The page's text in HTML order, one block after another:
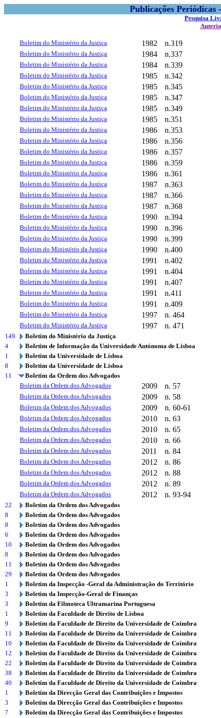
Publicações
Pesquisa
Boletim do Ministério da Justiça 1982 n.319
Boletim do Ministério da Justiça 1984 n.337
Boletim do Ministério da Justiça 1984 n.339
Boletim do Ministério da Justiça 1985 n.342
Boletim do Ministério da Justiça 1985 n.345
Boletim do Ministério da Justiça 1985 n.347
Boletim do Ministério da Justiça 1985 n.349
Boletim do Ministério da Justiça 1985 n.351
Boletim do Ministério da Justiça 1986 n.353
Boletim do Ministério da Justiça 1986 n.356
Boletim do Ministério da Justiça 1986 n.357
Boletim do Ministério da Justiça 1986 n.359
Boletim do Ministério da Justiça 1986 n.361
Boletim do Ministério da Justiça 1987 n.363
Boletim do Ministério da Justiça 1987 n.366
Boletim do Ministério da Justiça 1987 n.368
Boletim do Ministério da Justiça 1990 n.394
Boletim do Ministério da Justiça 1990 n.396
Boletim do Ministério da Justiça 1990 n.399
Boletim do Ministério da Justiça 1990 n.400
Boletim do Ministério da Justiça 1991 n.402
Boletim do Ministério da Justiça 1991 n.404
Boletim do Ministério da Justiça 1991 n.407
Boletim do Ministério da Justiça 1991 n.411
Boletim do Ministério da Justiça 1991 n.409
Boletim do Ministério da Justiça 1997 n. 464
Boletim do Ministério da Justiça 1997 n. 471
149
Boletim do Ministério da Justiça
4
Boletim de Informação da Universidade Autónoma de Lisboa
1
Boletim da Universidade de Lisboa
8
Boletim da Universidade de Lisboa
11
Boletim da Ordem dos Advogados
Boletim da Ordem dos Advogados
2009 n. 57
Boletim da Ordem dos Advogados 2009 n. 58
Boletim da Ordem dos Advogados 2009 n. 60-61
Boletim da Ordem dos Advogados 2010 n. 63
Boletim da Ordem dos Advogados 2010 n. 65
Boletim da Ordem dos Advogados 2010 n. 66
Boletim da Ordem dos Advogados 2011 n. 84
Boletim da Ordem dos Advogados 2012 n. 86
Boletim da Ordem dos Advogados 2012 n. 88
Boletim da Ordem dos Advogados 2012 n. 89
Boletim da Ordem dos Advogados 2012 n. 93-94
22
Boletim da Ordem dos Advogados
8
Boletim da Ordem dos Advogados
8
Boletim da Ordem dos Advogados
6
Boletim da Ordem dos Advogados
10
Boletim da Ordem dos Advogados
8
Boletim da Ordem dos Advogados
11
Boletim da Ordem dos Advogados
29
Boletim da Ordem dos Advogados
1
Boletim da Inspecção -Geral da Administração do Território
3
Boletim da Inspecção-Geral de Finanças
3
Boletim da Filmoteca Ultramarina Portuguesa
1
Boletim da Faculdade de Direito de Lisboa
9
Boletim da Faculdade de Direito da Universidade de Coimbra
11
Boletim da Faculdade de Direito da Universidade de Coimbra
10
Boletim da Faculdade de Direito da Universidade de Coimbra
12
Boletim da Faculdade de Direito da Universidade de Coimbra
22
Boletim da Faculdade de Direito da Universidade de Coimbra
38
Boletim da Faculdade de Direito da Universidade de Coimbra
40
Boletim da Faculdade de Direito da Universidade de Coimbra
1
Boletim da Direcção Geral das Contribuições e Impostos
3
Boletim da Direcção Geral das Contribuições e Impostos
7
Boletim da Direcção Geral das Contribuições e Impostos